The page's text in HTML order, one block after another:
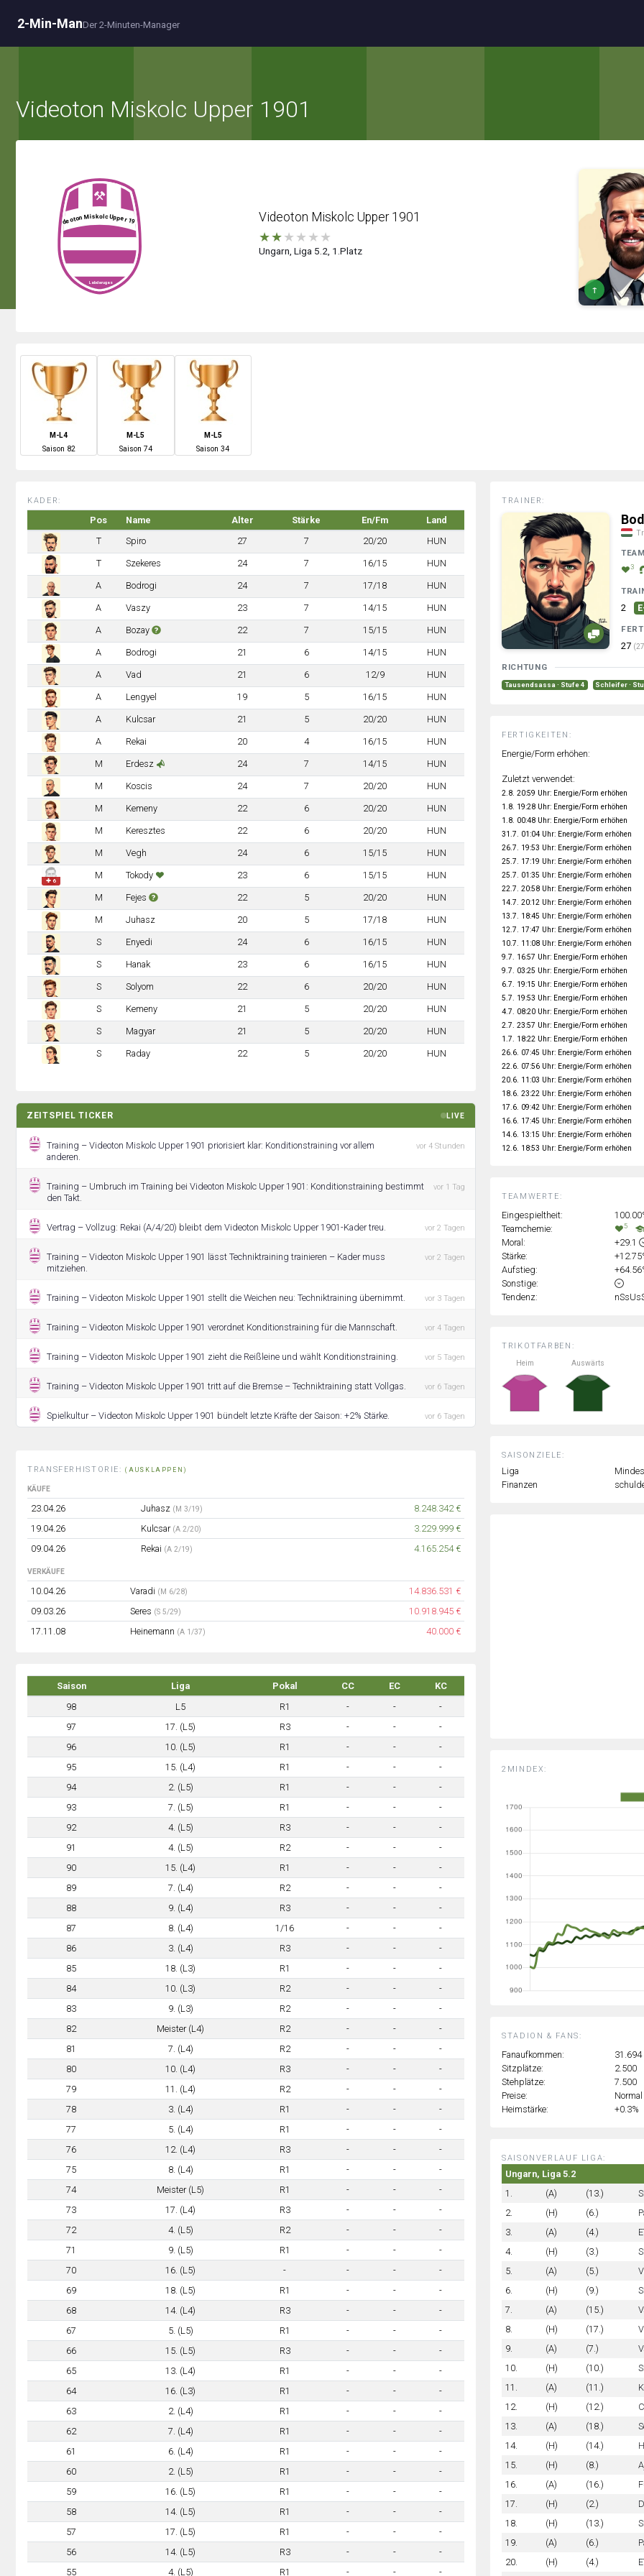
2-Min-ManDer 2-Minuten-Manager
Videoton Miskolc Upper 1901
Videoton Miskolc Upper 1901
★★★ ★ ★ ★
Ungarn, Liga 5.2, 1.Platz
↑
M-L4
Saison 82
M-L5
Saison 74
M-L5
Saison34
KADER:
Pos Name Alter Stärke En/Fm
Land
T
Spiro 27 7 20/20 HUN
T Szekeres 24 7 16/15 HUN
A Bodrogi 24 7 17/18 HUN
A Vaszy 23 7 14/15 HUN
A Bozay 22 7 15/15 HUN
A Bodrogi 21 6 14/15 HUN
A Vad 21 6 12/9 HUN
A Lengyel 19 5 16/15 HUN
A Kulcsar 21 5 20/20 HUN
A Rekai 20 4 16/15 HUN
M Erdesz 24 7 14/15 HUN
M Koscis 24 7 20/20 HUN
M Kemeny 22 6 20/20 HUN
M Keresztes 22 6 20/20 HUN
M Vegh 24 6 15/15 HUN
✚ 6
M Tokody 23 6 15/15 HUN
M Fejes 22 5 20/20 HUN
M Juhasz 20 5 17/18 HUN
S Enyedi 24 6 16/15 HUN
S Hanak 23 6 16/15 HUN
S Solyom 22 6 20/20 HUN
S Kemeny 21 5 20/20 HUN
S Magyar 21 5 20/20 HUN
S Raday 22 5 20/20 HUN
ZEITSPIEL TICKER LIVE
Training – Videoton Miskolc Upper 1901 priorisiert klar: Konditionstraining vor allem
anderen.
vor 4 Stunden
Training – Umbruch im Training bei Videoton Miskolc Upper 1901: Konditionstraining bestimmt
den Takt.
vor 1 Tag
Vertrag – Vollzug: Rekai (A/4/20) bleibt dem Videoton Miskolc Upper 1901-Kader treu. vor 2 Tagen
Training – Videoton Miskolc Upper 1901 lässt Techniktraining trainieren – Kader muss
mitziehen.
vor 2 Tagen
Training – Videoton Miskolc Upper 1901 stellt die Weichen neu: Techniktraining übernimmt. vor 3 Tagen
Training – Videoton Miskolc Upper 1901 verordnet Konditionstraining für die Mannschaft. vor 4 Tagen
Training – Videoton Miskolc Upper 1901 zieht die Reißleine und wählt Konditionstraining. vor 5 Tagen
Training – Videoton Miskolc Upper 1901 tritt auf die Bremse – Techniktraining statt Vollgas. vor 6 Tagen
Spielkultur – Videoton Miskolc Upper 1901 bündelt letzte Kräfte der Saison: +2% Stärke. vor 6 Tagen
TRANSFERHISTORIE:(AUSKLAPPEN)
KÄUFE
23.04.26 Juhasz (M 3/19)
8.248.342 €
19.04.26
Kulcsar (A 2/20)
3.229.999 €
09.04.26
Rekai (A 2/19) 4.165.254 €
VERKÄUFE
10.04.26 Varadi (M 6/28)
14.836.531 €
09.03.26
Seres (S 5/29)
10.918.945 €
17.11.08
Heinemann (A 1/37) 40.000 €
Saison Liga Pokal CC EC
KC
98
L5 R1 - -
-
97
17. (L5) R3 - -
-
96
10. (L5) R1 - -
-
95
15. (L4) R1 - -
-
94
2. (L5) R1 - -
-
93
7. (L5) R1 - -
-
92
4. (L5) R3 - -
-
91
4. (L5) R2 - -
-
90
15. (L4) R1 - -
-
89
7. (L4) R2 - -
-
88
9. (L4) R3 - -
-
87
8. (L4) 1/16 - -
-
86
3. (L4) R3 - -
-
85
18. (L3) R1 - -
-
84
10. (L3) R2 - -
-
83
9. (L3) R2 - -
-
82
Meister (L4) R2 - -
-
81
7. (L4) R2 - -
-
80
10. (L4) R3 - -
-
79
11. (L4) R2 - -
-
78
3. (L4) R1 - -
-
77
5. (L4) R1 - -
-
76
12. (L4) R3 - -
-
75
8. (L4) R1 - -
-
74
Meister (L5) R1 - -
-
73
17. (L4) R3 - -
-
72
4. (L5) R2 - -
-
71
9. (L5) R1 - -
-
70
16. (L5) - - -
-
69
18. (L5) R1 - -
-
68
14. (L4) R3 - -
-
67
5. (L5) R1 - -
-
66
15. (L5) R3 - -
-
65
13. (L4) R1 - -
-
64
16. (L3) R1 - -
-
63
2. (L4) R1 - -
-
62
7. (L4) R1 - -
-
61
6. (L4) R1 - -
-
60
2. (L5) R1 - -
-
59
16. (L5) R1 - -
-
58
14. (L5) R1 - -
-
57
17. (L5) R1 - -
-
56
14. (L5) R3 - -
-
55
4. (L5) R1 - - -
TRIKOTFARBEN:
Heim
Auswärts
SAISONZIELE:
Liga
Finanzen
2MINDEX:
TEAMWERTE:
Eingespieltheit:
Teamchemie:
5
Moral:
+29.1
Stärke:
Aufstieg:
Sonstige:
Tendenz:
TRAINER:
3
2
27
RICHTUNG
Tausendsassa · Stufe 4 Schleifer ·
FERTIGKEITEN:
Energie/Form erhöhen:
Zuletzt verwendet:
2.8. 20:59 Uhr: Energie/Form erhöhen
1.8. 19:28 Uhr: Energie/Form erhöhen
1.8. 00:48 Uhr: Energie/Form erhöhen
31.7. 01:04 Uhr: Energie/Form erhöhen
26.7. 19:53 Uhr: Energie/Form erhöhen
25.7. 17:19 Uhr: Energie/Form erhöhen
25.7. 01:35 Uhr: Energie/Form erhöhen
22.7. 20:58 Uhr: Energie/Form erhöhen
14.7. 20:12 Uhr: Energie/Form erhöhen
13.7. 18:45 Uhr: Energie/Form erhöhen
12.7. 17:47 Uhr: Energie/Form erhöhen
10.7. 11:08 Uhr: Energie/Form erhöhen
9.7. 16:57 Uhr: Energie/Form erhöhen
9.7. 03:25 Uhr: Energie/Form erhöhen
6.7. 19:15 Uhr: Energie/Form erhöhen
5.7. 19:53 Uhr: Energie/Form erhöhen
4.7. 08:20 Uhr: Energie/Form erhöhen
2.7. 23:57 Uhr: Energie/Form erhöhen
1.7. 18:22 Uhr: Energie/Form erhöhen
26.6. 07:45 Uhr: Energie/Form erhöhen
22.6. 07:56 Uhr: Energie/Form erhöhen
20.6. 11:03 Uhr: Energie/Form erhöhen
18.6. 23:22 Uhr: Energie/Form erhöhen
17.6. 09:42 Uhr: Energie/Form erhöhen
16.6. 17:45 Uhr: Energie/Form erhöhen
14.6. 13:15 Uhr: Energie/Form erhöhen
12.6. 18:53 Uhr: Energie/Form erhöhen
STADION & FANS:
Fanaufkommen:
31.694
Sitzplätze:
2.500
Stehplätze:
7.500
Preise:
Normal
Heimstärke:
+0.3%
SAISONVERLAUF LIGA:
Ungarn, Liga 5.2
1.
(A) (13.)
2.
(H) (6.)
3.
(A) (4.)
4.
(H) (3.)
5.
(A) (5.)
6.
(H) (9.)
7.
(A) (15.)
8.
(H) (17.)
9.
(A) (7.)
10.
(H) (10.)
11.
(A) (11.)
12.
(H) (12.)
13.
(A) (18.)
14.
(H) (14.)
15.
(H) (8.)
16.
(A) (16.)
17.
(H) (2.)
18.
(H) (13.)
19.
(A) (6.)
20.
(H) (4.)